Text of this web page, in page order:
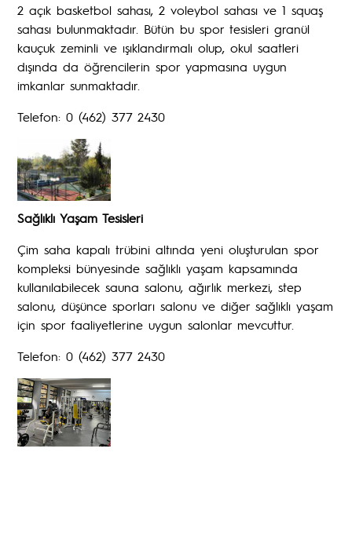
2 açık basketbol sahası, 2 voleybol sahası ve 1 squaş
sahası bulunmaktadır. Bütün bu spor tesisleri granül
kauçuk zeminli ve ışıklandırmalı olup, okul saatleri
dışında da öğrencilerin spor yapmasına uygun
imkanlar sunmaktadır.
Telefon: 0 (462) 377 2430
Sağlıklı Yaşam Tesisleri
Çim saha kapalı trübini altında yeni oluşturulan spor
kompleksi bünyesinde sağlıklı yaşam kapsamında
kullanılabilecek sauna salonu, ağırlık merkezi, step
salonu, düşünce sporları salonu ve diğer sağlıklı yaşam
için spor faaliyetlerine uygun salonlar mevcuttur.
Telefon: 0 (462) 377 2430